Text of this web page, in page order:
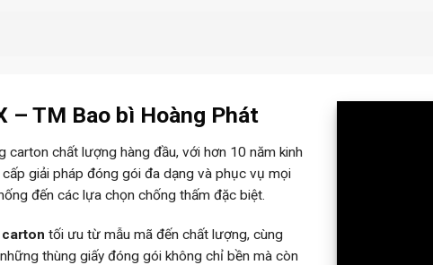
– TM Bao bì Hoàng Phát
carton chất lượng hàng đầu, với hơn 10 năm kinh
giải pháp đóng gói đa dạng và phục vụ mọi
đến các lựa chọn chống thấm đặc biệt.
tối ưu từ mẫu mã đến chất lượng, cùng
thùng giấy đóng gói không chỉ bền mà còn